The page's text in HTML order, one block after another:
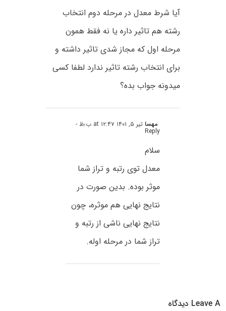
آیا شرط معدل در مرحله دوم انتخاب
رشته هم تاثیر داره یا نه فقط همون
مرحله اول که مجاز شدی تاثیر داشته و
برای انتخاب رشته تاثیر ندارد لطفا کسی
میدونه جواب بده؟
مهساتیر ۵, ۱۴۰۱ at ۱۲:۴۷ ب٫ظ -
Reply
سلام
معدل توی رتبه و تراز شما
موثر بوده. بدین صورت در
نتایج نهایی هم موثره، چون
نتایج نهایی ناشی از رتبه و
تراز شما در مرحله اوله.
Leave A دیدگاه